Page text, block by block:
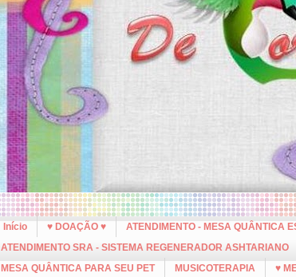
Início ♥ DOAÇÃO ♥ ATENDIMENTO - MESA QUÂNTICA
ATENDIMENTO SRA - SISTEMA REGENERADOR ASHTARIANO
MESA QUÂNTICA PARA SEU PET
MUSICOTERAPIA ♥